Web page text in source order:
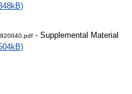
- Supplemental Material